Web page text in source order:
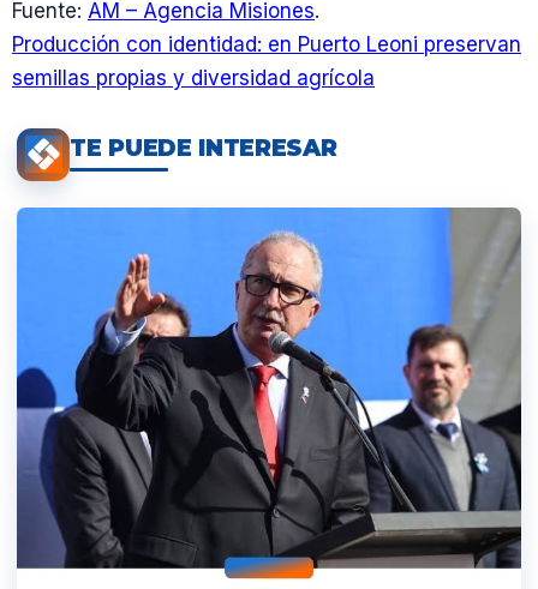
Fuente: AM – Agencia Misiones.
Producción con identidad: en Puerto Leoni preservan
semillas propias y diversidad agrícola
TE PUEDE INTERESAR